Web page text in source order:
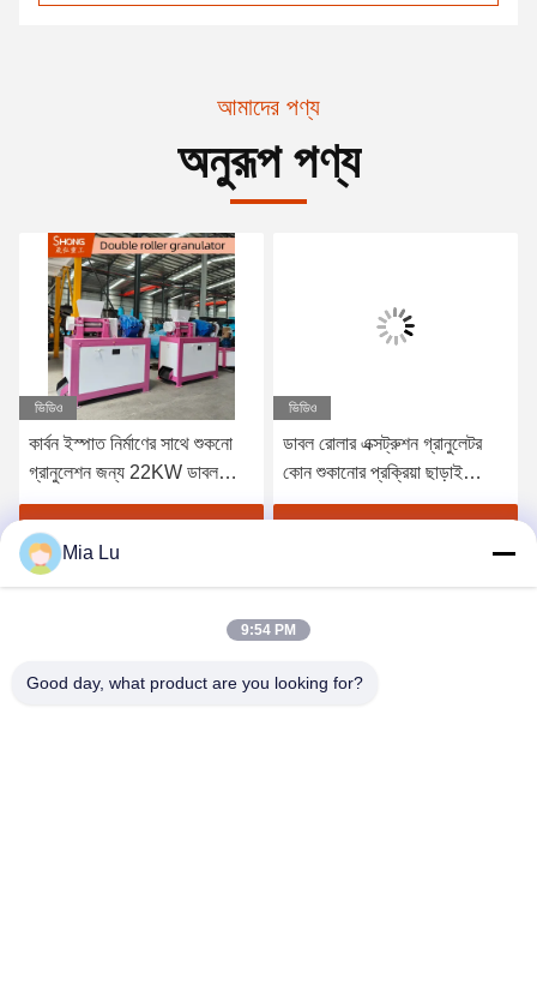
আমাদের পণ্য
অনুরূপ পণ্য
ভিডিও
কার্বন ইস্পাত নির্মাণের সাথে শুকনো
গ্রানুলেশন জন্য 22KW ডাবল
রোলার সার গ্রানুলেটর মেশিন
ভিডিও
ডাবল রোলার এক্সট্রুশন গ্রানুলেটর
কোন শুকানোর প্রক্রিয়া ছাড়াই
যৌগিক সার জন্য উচ্চ পরিধান
Mia Lu
9:54 PM
Good day, what product are you looking for?